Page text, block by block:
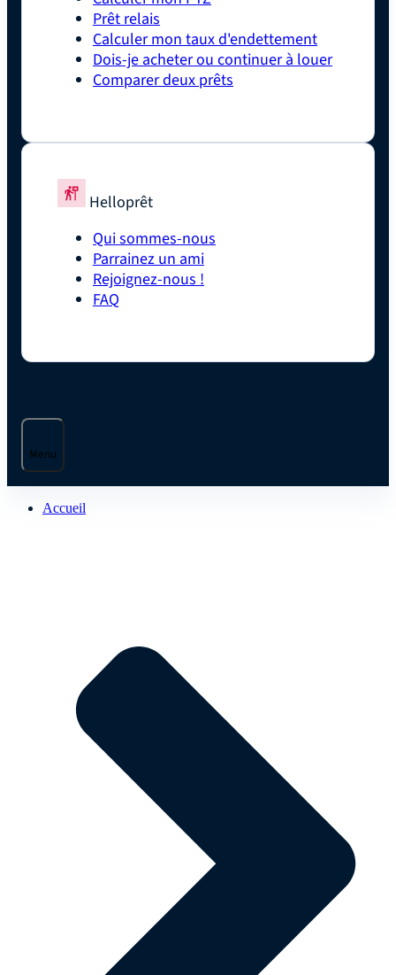
Prêt relais
Calculer mon taux d'endettement
Dois-je acheter ou continuer à louer
Comparer deux prêts
Helloprêt
Qui sommes-nous
Parrainez un ami
Rejoignez-nous !
FAQ
Menu
Accueil